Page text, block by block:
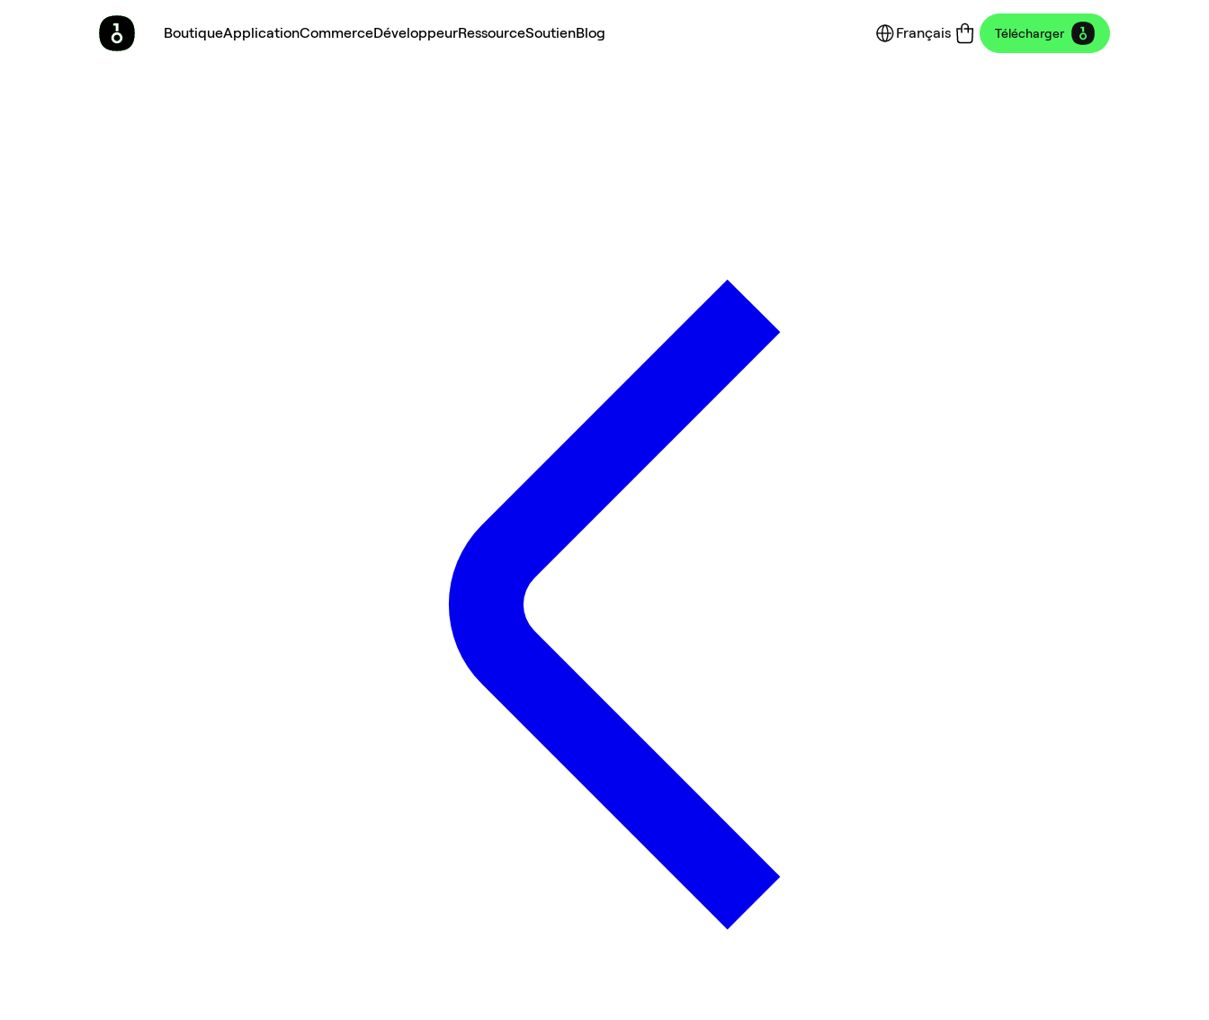
BoutiqueApplicationCommerceDéveloppeurRessourceSoutienBlog Français Télécharger